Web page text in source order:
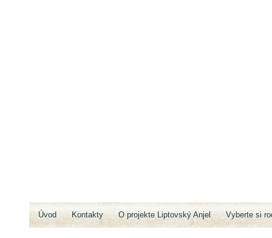
Úvod Kontakty O projekte Liptovský Anjel Vyberte si